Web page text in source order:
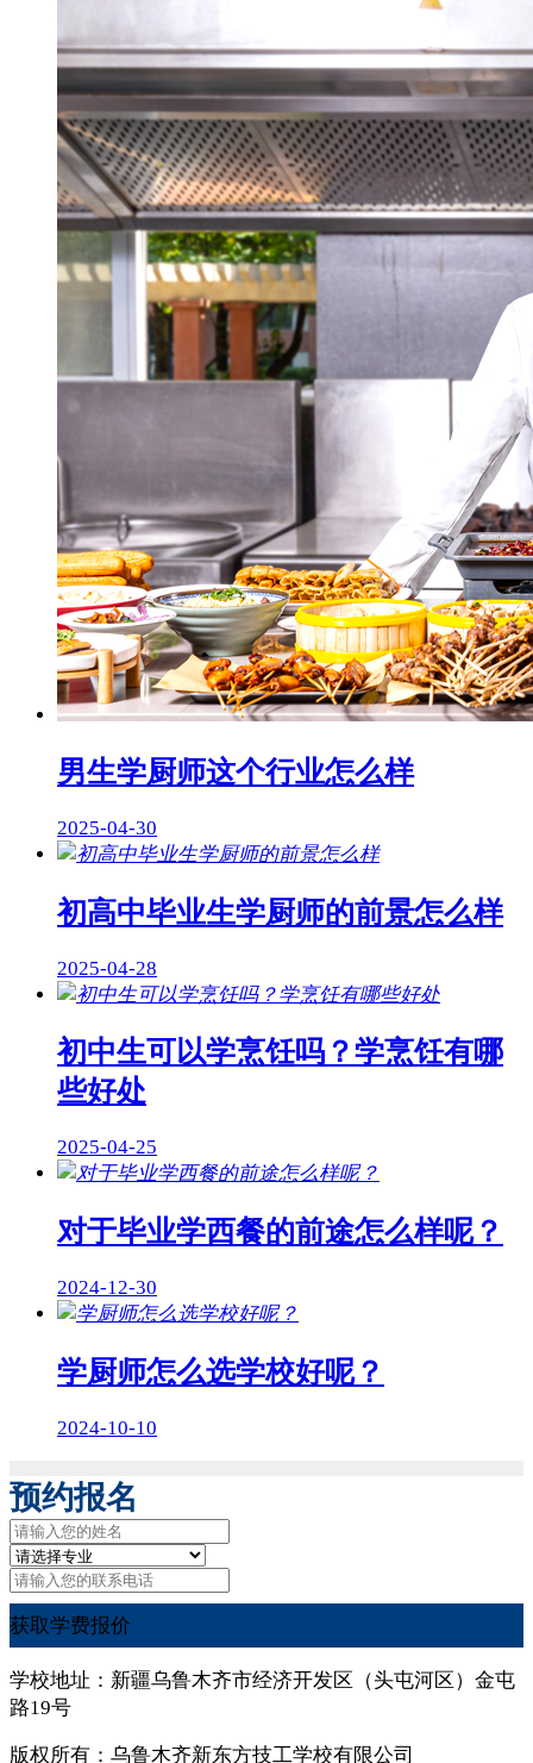
男生学厨师这个行业怎么样
2025-04-30
初高中毕业生学厨师的前景怎么样
2025-04-28
初中生可以学烹饪吗？学烹饪有哪
些好处
2025-04-25
对于毕业学西餐的前途怎么样呢？
2024-12-30
学厨师怎么选学校好呢？
2024-10-10
预约报名
获取学费报价
学校地址：新疆乌鲁木齐市经济开发区（头屯河区）金屯
路19号
版权所有：乌鲁木齐新东方技工学校有限公司